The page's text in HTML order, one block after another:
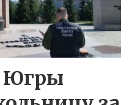
Югры